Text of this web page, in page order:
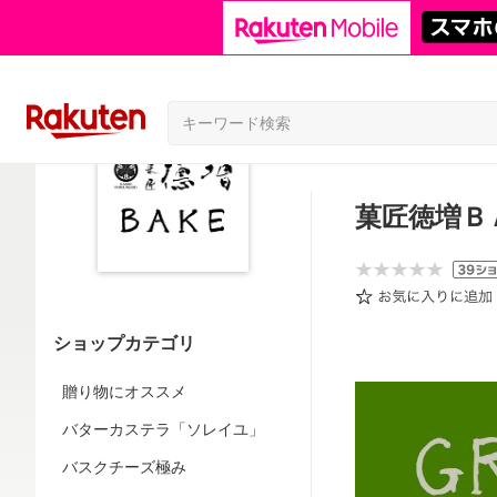
ショップカテゴリ
贈り物にオススメ
バターカステラ「ソレイユ」
バスクチーズ極み
菓匠徳増Ｂ